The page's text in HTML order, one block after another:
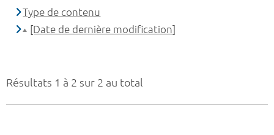
Résultats 1 à 2 sur 2 au total
Type de contenu
[Date de dernière modification]